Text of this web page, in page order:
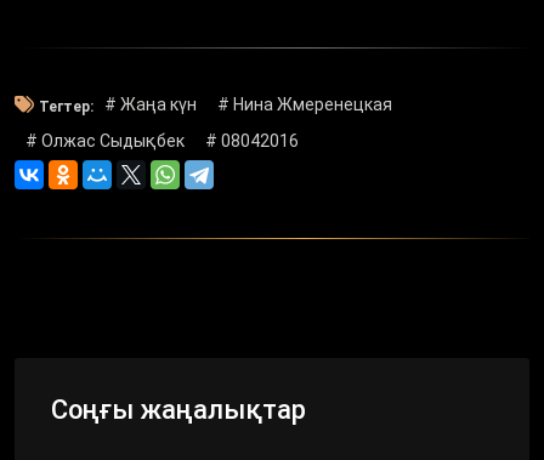
Тегтер: # Жаңа күн
# Нина Жмеренецкая
# Олжас Сыдықбек
# 08042016
Соңғы жаңалықтар